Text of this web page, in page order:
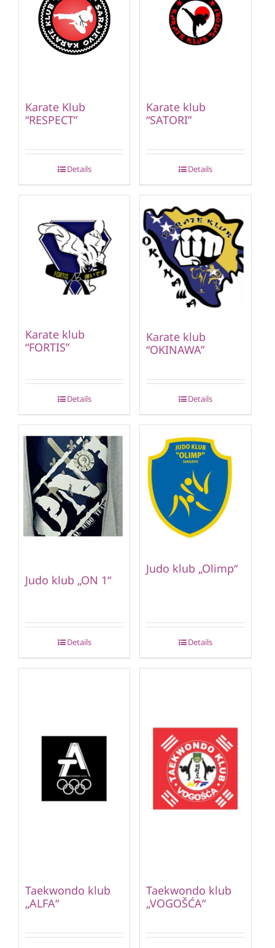
Karate Klub
“RESPECT”
Details
Karate klub
“SATORI”
Details
Karate klub
“FORTIS”
Details
Karate klub
“OKINAWA”
Details
Judo klub „ON 1“
Details
Judo klub „Olimp“
Details
Taekwondo klub
„ALFA“
Taekwondo klub
„VOGOŠĆA“